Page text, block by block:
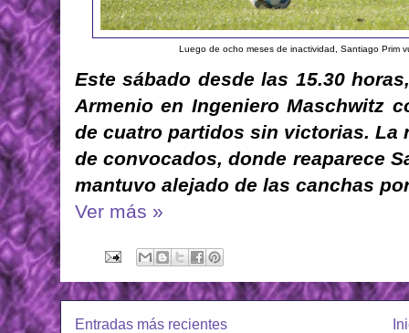
Luego de ocho meses de inactividad, Santiago Prim
Este sábado desde las 15.30
Armenio en Ingeniero Maschwitz
de cuatro partidos sin victorias. La
de convocados, donde reaparece
mantuvo alejado de las canchas
Ver más »
Entradas más recientes